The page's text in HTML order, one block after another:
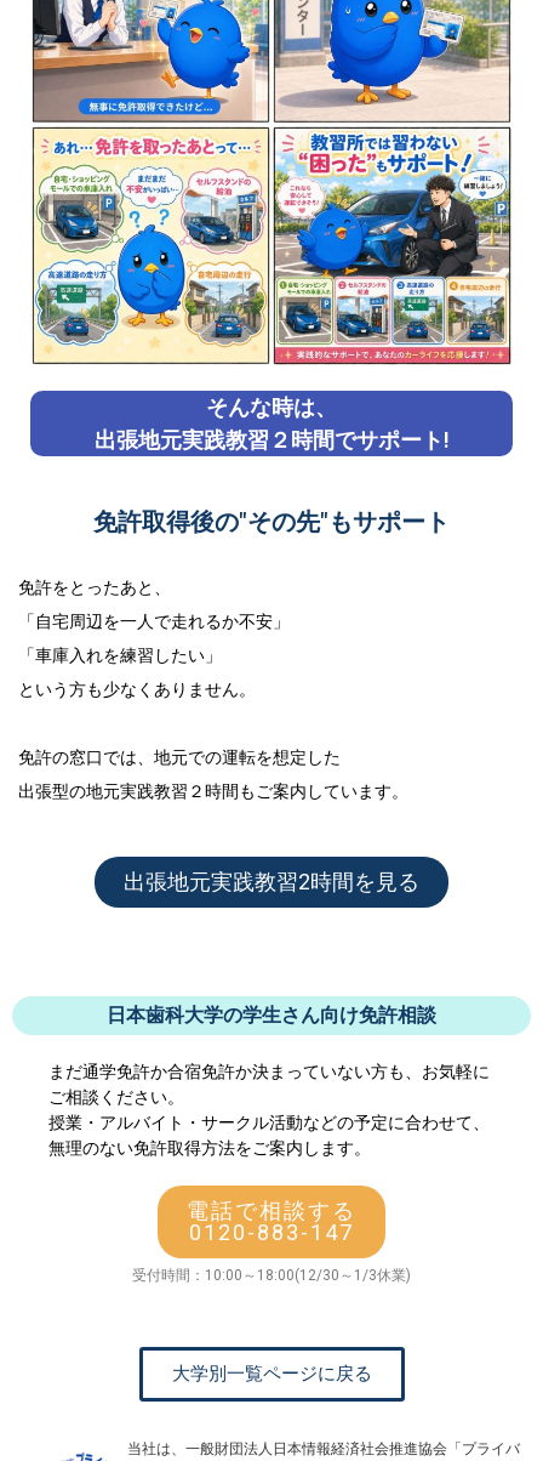
そんな時は、
出張地元実践教習２時間でサポート!
免許取得後の"その先"もサポート
免許をとったあと、
「自宅周辺を一人で走れるか不安」
「車庫入れを練習したい」
という方も少なくありません。
免許の窓口では、地元での運転を想定した
出張型の地元実践教習２時間 もご案内しています。
出張地元実践教習2時間を見る
日本歯科大学の学生さん向け免許相談
まだ通学免許か合宿免許か決まっていない方も、お気軽に
ご相談ください。
授業・アルバイト・サークル活動などの予定に合わせて、
無理のない免許取得方法をご案内します。
電話で相談する
0120-883-147
受付時間：10:00～18:00(12/30～1/3休業)
大学別一覧ページに戻る
当社は、一般財団法人日本情報経済社会推進協会「プライバ